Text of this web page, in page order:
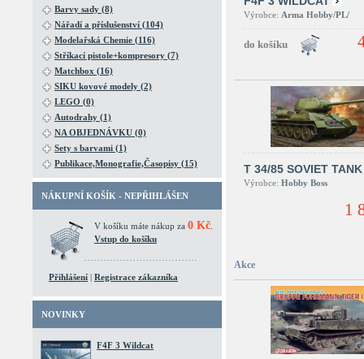
Barvy sady (8)
Nářadí a příslušenství (104)
Modelařská Chemie (116)
Stříkací pistole+kompresory (7)
Matchbox (16)
SIKU kovové modely (2)
LEGO (0)
Autodrahy (1)
NA OBJEDNÁVKU (0)
Sety s barvami (1)
Publikace,Monografie,Časopisy (15)
NÁKUPNÍ KOŠÍK - NEPŘIHLÁŠEN
V košíku máte nákup za 0 Kč
Vstup do košíku
Přihlášení | Registrace zákazníka
NOVINKY
F4F 3 Wildcat
Výrobce: Arma Hobby/PL/
T 34/85 SOVIET TANK
Výrobce: Hobby Boss
1
Akce